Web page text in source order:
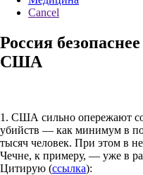
Cancel
Россия
США
1. США сильно опережают
убийств — как минимум в
тысяч человек. При этом в
Чечне, к примеру, — уже в
Цитирую (ссылка):